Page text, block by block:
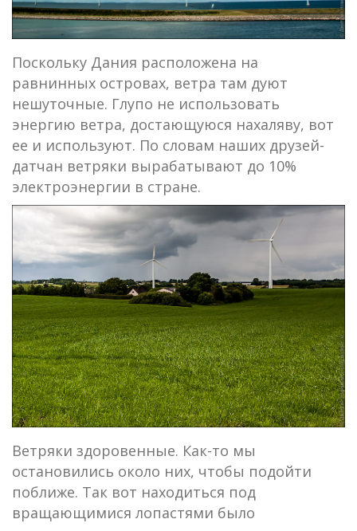
Поскольку Дания расположена на
равнинных островах, ветра там дуют
нешуточные. Глупо не использовать
энергию ветра, достающуюся нахаляву, вот
ее и используют. По словам наших друзей-
датчан ветряки вырабатывают до 10%
электроэнергии в стране.
Ветряки здоровенные. Как-то мы
остановились около них, чтобы подойти
поближе. Так вот находиться под
вращающимися лопастями было